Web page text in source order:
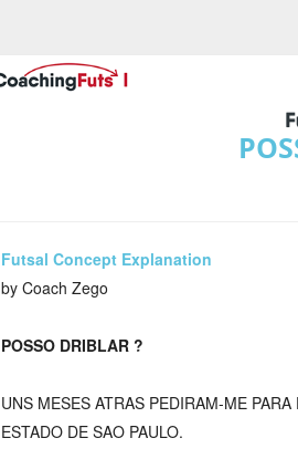
Futsal Concept Explanation
by Coach Zego
POSSO DRIBLAR ?
UNS MESES ATRAS PEDIRAM-ME
ESTADO DE SAO PAULO.